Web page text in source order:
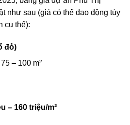
như sau (giá có thể dao động tùy
cụ thể):
đỏ)
75 – 100 m²
– 160 triệu/m²